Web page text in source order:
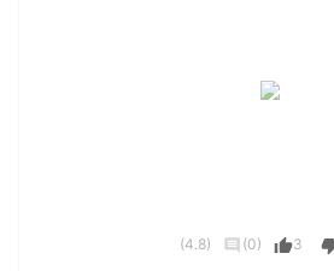
(4.8) (0) 3